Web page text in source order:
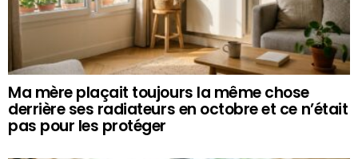
Ma mère plaçait toujours la même chose
derrière ses radiateurs en octobre et ce n’était
pas pour les protéger